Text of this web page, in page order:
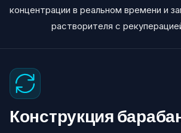
концентрации в реальном времени и
растворителя с
Конструкция